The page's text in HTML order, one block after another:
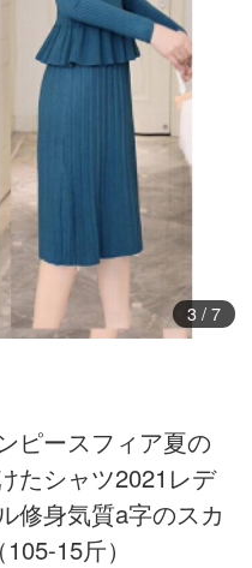
3/ 7
ピースフィア夏の
たシャツ2021レデ
修身気質a字のスカ
15斤）